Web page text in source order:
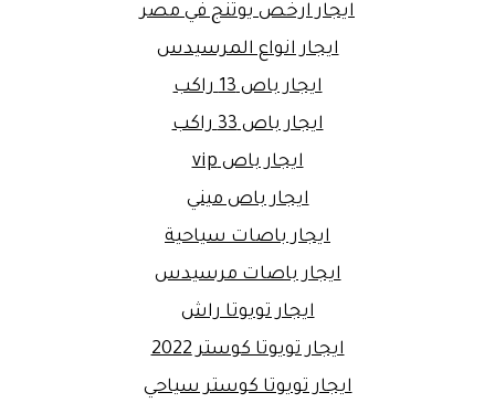
ايجار ارخص يوتنج في مصر
ايجار انواع المرسيدس
ايجار باص 13 راكب
ايجار باص 33 راكب
ايجار باص vip
ايجار باص ميني
ايجار باصات سياحية
ايجار باصات مرسيدس
ايجار تويوتا راش
ايجار تويوتا كوستر 2022
ايجار تويوتا كوستر سياحي